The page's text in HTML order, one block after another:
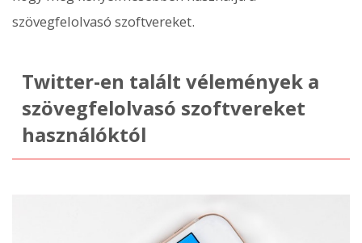
szövegfelolvasó szoftvereket.
Twitter-en talált vélemények a
szövegfelolvasó szoftvereket
használóktól